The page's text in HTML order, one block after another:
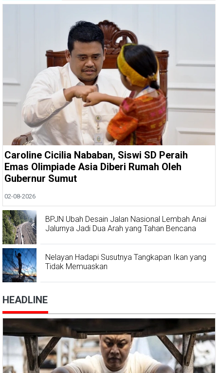
Caroline Cicilia Nababan, Siswi SD Peraih
Emas Olimpiade Asia Diberi Rumah Oleh
Gubernur Sumut
02-08-2026
BPJN Ubah Desain Jalan Nasional Lembah Anai
Jalurnya Jadi Dua Arah yang Tahan Bencana
Nelayan Hadapi Susutnya Tangkapan Ikan yang
Tidak Memuaskan
HEADLINE